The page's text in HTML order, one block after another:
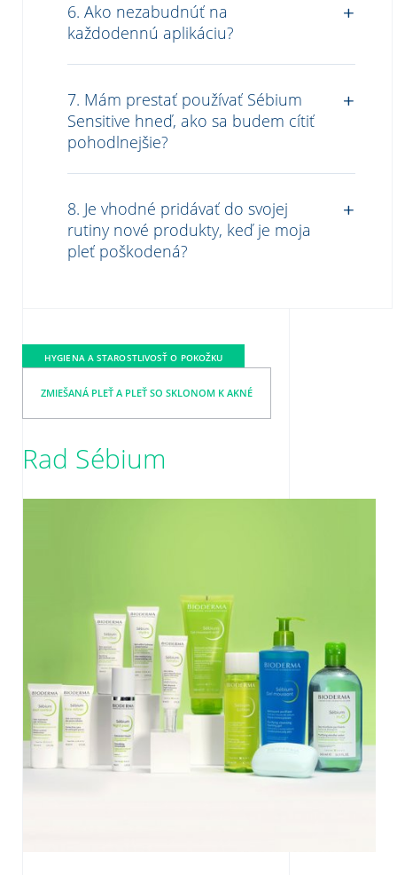
6. Ako nezabudnúť na
každodennú aplikáciu?
7. Mám prestať používať Sébium
Sensitive hneď, ako sa budem cítiť
pohodlnejšie?
8. Je vhodné pridávať do svojej
rutiny nové produkty, keď je moja
pleť poškodená?
HYGIENA A STAROSTLIVOSŤ O POKOŽKU
ZMIEŠANÁ PLEŤ A PLEŤ SO SKLONOM K AKNÉ
Rad Sébium